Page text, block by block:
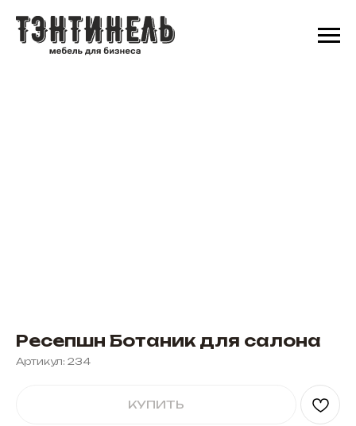
Ресепшн Ботаник для салона
Артикул: 234
КУПИТЬ